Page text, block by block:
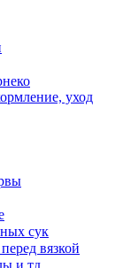
уход
сук
вязкой